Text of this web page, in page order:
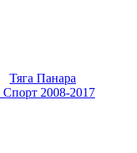
Тяга Панара
2008-2017